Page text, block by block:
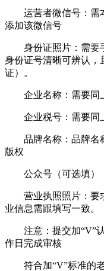
运营者微信号：需
添加该微信号
身份证照片：需要
身份证号清晰可辨认，
证）。
企业名称：需要同
企业税号：需要同
品牌名称：品牌名
版权
公众号（可选填）
营业执照照片：要
业信息需跟填写一致。
注意：提交加“V”
作日完成审核
符合加“V”标准的